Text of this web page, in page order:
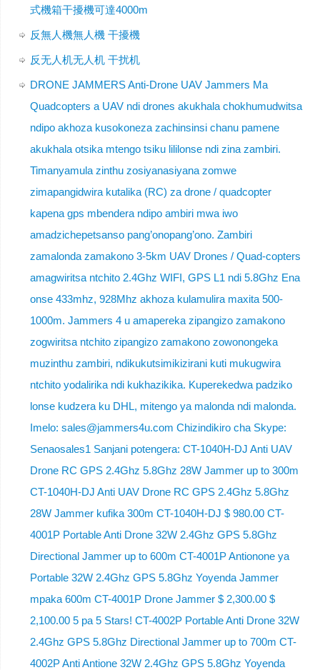
式機箱干擾機可達4000m
反無人機無人機 干擾機
反无人机无人机 干扰机
DRONE JAMMERS Anti-Drone UAV Jammers Ma
Quadcopters a UAV ndi drones akukhala chokhumudwitsa
ndipo akhoza kusokoneza zachinsinsi chanu pamene
akukhala otsika mtengo tsiku lililonse ndi zina zambiri.
Timanyamula zinthu zosiyanasiyana zomwe
zimapangidwira kutalika (RC) za drone / quadcopter
kapena gps mbendera ndipo ambiri mwa iwo
amadzichepetsanso pang’onopang’ono. Zambiri
zamalonda zamakono 3-5km UAV Drones / Quad-copters
amagwiritsa ntchito 2.4Ghz WIFI, GPS L1 ndi 5.8Ghz Ena
onse 433mhz, 928Mhz akhoza kulamulira maxita 500-
1000m. Jammers 4 u amapereka zipangizo zamakono
zogwiritsa ntchito zipangizo zamakono zowonongeka
muzinthu zambiri, ndikukutsimikizirani kuti mukugwira
ntchito yodalirika ndi kukhazikika. Kuperekedwa padziko
lonse kudzera ku DHL, mitengo ya malonda ndi malonda.
Imelo: sales@jammers4u.com Chizindikiro cha Skype:
Senaosales1 Sanjani potengera: CT-1040H-DJ Anti UAV
Drone RC GPS 2.4Ghz 5.8Ghz 28W Jammer up to 300m
CT-1040H-DJ Anti UAV Drone RC GPS 2.4Ghz 5.8Ghz
28W Jammer kufika 300m CT-1040H-DJ $ 980.00 CT-
4001P Portable Anti Drone 32W 2.4Ghz GPS 5.8Ghz
Directional Jammer up to 600m CT-4001P Antionone ya
Portable 32W 2.4Ghz GPS 5.8Ghz Yoyenda Jammer
mpaka 600m CT-4001P Drone Jammer $ 2,300.00 $
2,100.00 5 pa 5 Stars! CT-4002P Portable Anti Drone 32W
2.4Ghz GPS 5.8Ghz Directional Jammer up to 700m CT-
4002P Anti Antione 32W 2.4Ghz GPS 5.8Ghz Yoyenda